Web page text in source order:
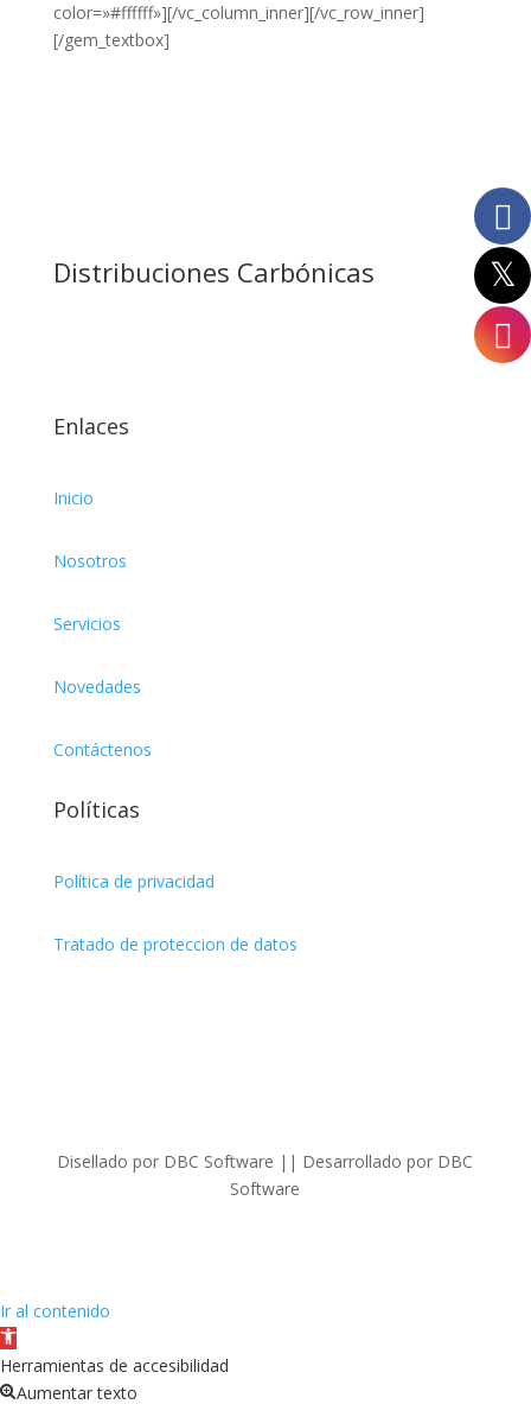
color=»#ffffff»][/vc_column_inner][/vc_row_inner]
[/gem_textbox]
Distribuciones Carbónicas
Enlaces
Inicio
Nosotros
Servicios
Novedades
Contáctenos
Políticas
Política de privacidad
Tratado de proteccion de datos
Disellado por DBC Software || Desarrollado por DBC
Software
Ir al contenido
Abrir
barra
de
Herramientas de accesibilidad
Aumentar texto